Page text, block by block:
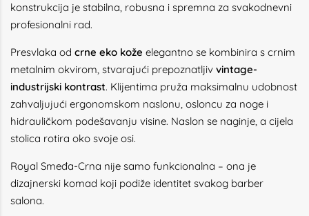
konstrukcija je stabilna, robusna i spremna za svakodnevni
profesionalni rad.
Presvlaka od crne eko kože elegantno se kombinira s crnim
metalnim okvirom, stvarajući prepoznatljiv vintage-
industrijski kontrast. Klijentima pruža maksimalnu udobnost
zahvaljujući ergonomskom naslonu, osloncu za noge i
hidrauličkom podešavanju visine. Naslon se naginje, a cijela
stolica rotira oko svoje osi.
Royal Smeđa-Crna nije samo funkcionalna – ona je
dizajnerski komad koji podiže identitet svakog barber
salona.